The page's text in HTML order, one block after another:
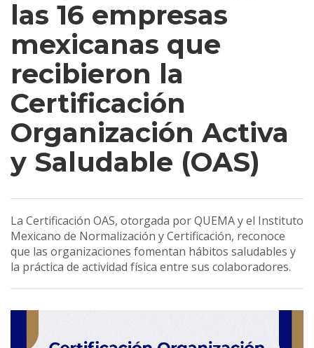
las 16 empresas
mexicanas que
recibieron la
Certificación
Organización Activa
y Saludable (OAS)
La Certificación OAS, otorgada por QUEMA y el Instituto
Mexicano de Normalización y Certificación, reconoce
que las organizaciones fomentan hábitos saludables y
la práctica de actividad física entre sus colaboradores.